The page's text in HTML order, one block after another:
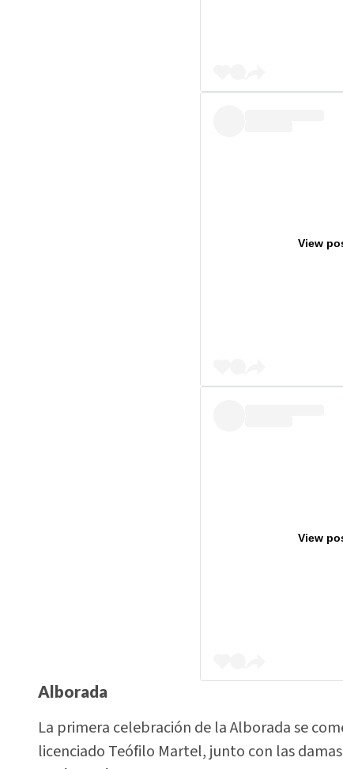
View
View
Alborada
La primera celebración de la Alborada se
licenciado Teófilo Martel, junto con las